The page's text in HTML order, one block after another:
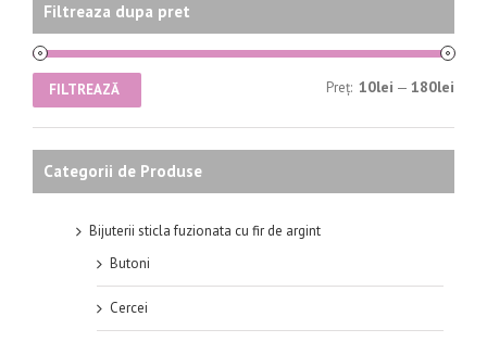
Filtreaza dupa pret
FILTREAZĂ Preț: 10lei — 180lei
Categorii de Produse
Bijuterii sticla fuzionata cu fir de argint
Butoni
Cercei